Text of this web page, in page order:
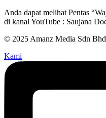
Anda dapat melihat Pentas
di kanal YouTube : Saujana
© 2025 Amanz Media Sdn Bhd
Kami